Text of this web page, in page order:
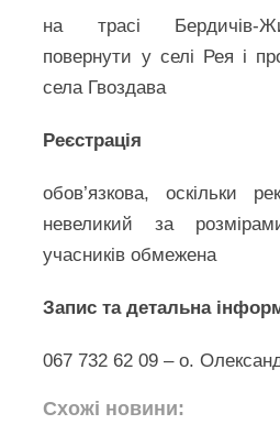
на трасі Бердичів-
повернути у селі Рея і
села Гвоздава
Реєстрація
обов’язкова, оскільки
невеликий за
учасників обмежена
Запис та детальна
067 732 62 09 – о.
Схожі новини: